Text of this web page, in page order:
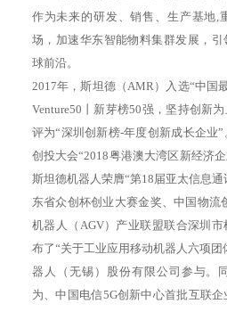
作为未来的研发、销售、生产基地,
场，加速华东智能物料集群发展，
球前沿。
2017年，斯坦德（AMR）入选“中国
Venture50丨新芽榜50强，坚持创新
评为“深圳创新榜-年度创新成长企业
创投大会“2018粤港澳大湾区新经济企
斯坦德机器人荣膺“第18届亚太信息
东省众创杯创业大赛金奖、中国物流
机器人（AGV）产业联盟联合深圳
布了“关于工业应用移动机器人六项
器人（无锡）股份有限公司参与。
为、中国电信5G创新中心首批互联